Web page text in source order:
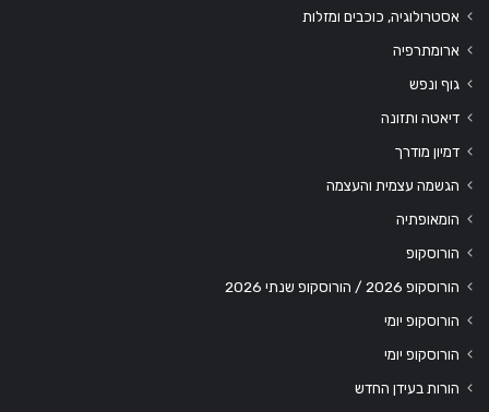
אסטרולוגיה, כוכבים ומזלות
ארומתרפיה
גוף ונפש
דיאטה ותזונה
דמיון מודרך
הגשמה עצמית והעצמה
הומאופתיה
הורוסקופ
הורוסקופ 2026 / הורוסקופ שנתי 2026
הורוסקופ יומי
הורוסקופ יומי
הורות בעידן החדש